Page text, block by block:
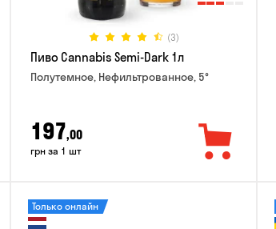
(3)
Пиво Cannabis Semi-Dark 1л
Полутемное, Нефильтрованное, 5°
197,00
грн за 1 шт
Только онлайн